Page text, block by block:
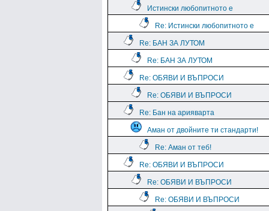
Истински любопитното е
Re: Истински любопитното е
Re: БАН ЗА ЛУТОМ
Re: БАН ЗА ЛУТОМ
Re: ОБЯВИ И ВЪПРОСИ
Re: ОБЯВИ И ВЪПРОСИ
Re: Бан на арияварта
Аман от двойните ти стандарти!
Re: Аман от теб!
Re: ОБЯВИ И ВЪПРОСИ
Re: ОБЯВИ И ВЪПРОСИ
Re: ОБЯВИ И ВЪПРОСИ